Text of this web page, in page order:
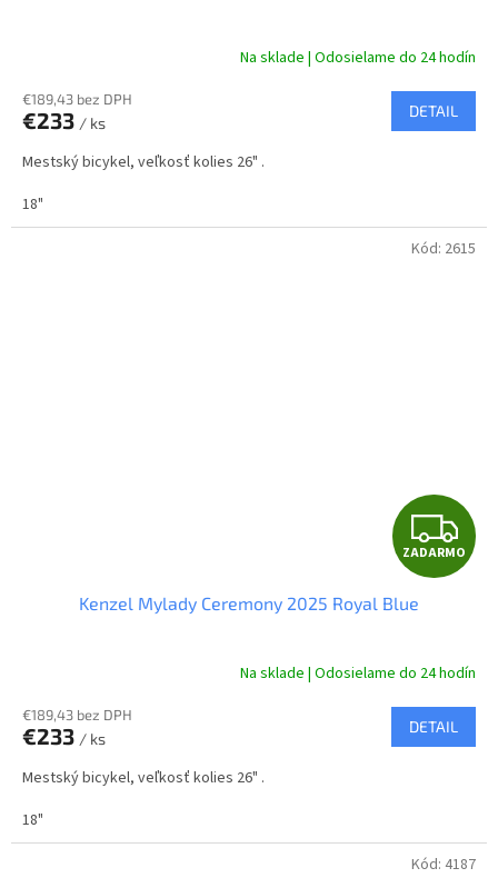
A
R
M
Na sklade | Odosielame do 24 hodín
€189,43 bez DPH
€233 / ks
DETAIL
Mestský bicykel, veľkosť kolies 26" .
18"
Z
A
A
R
M
ZADARMO
Kenzel Mylady Ceremony 2025 Royal Blue
Na sklade | Odosielame do 24 hodín
€189,43 bez DPH
€233 / ks
DETAIL
Mestský bicykel, veľkosť kolies 26" .
18"
Kód: 2615
Kód: 4187